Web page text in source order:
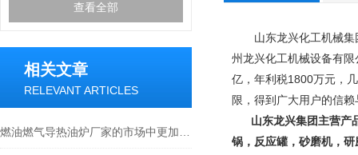
查看全部
相关文章
RELEVANT ARTICLES
山东龙兴化工机械集团
州龙兴化工机械设备有
亿，年利税1800万元，
限，得到广大用户的信
山东龙兴集团主营产
锅，反应罐，砂磨机，